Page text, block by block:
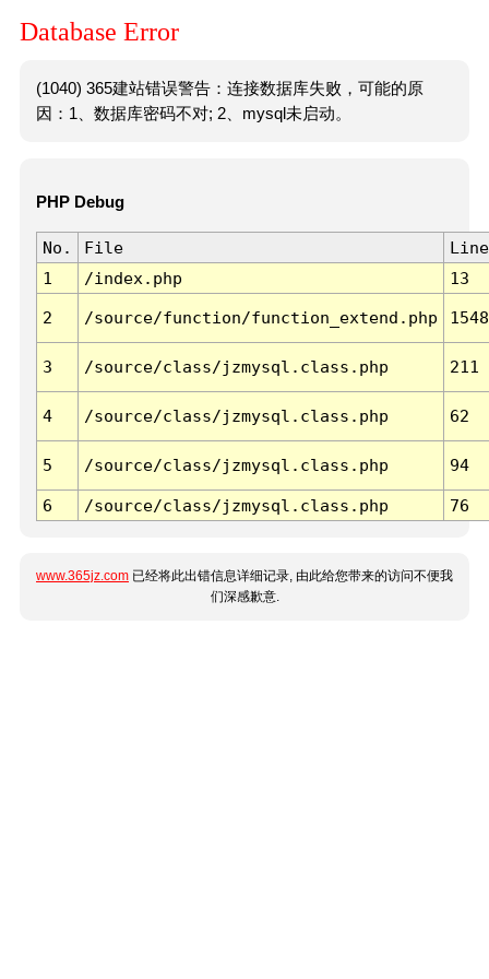
Database Error
(1040) 365建站错误警告：连接数据库失败，可能的原
因：1、数据库密码不对; 2、mysql未启动。
PHP Debug
No. File
Line
1
/index.php 13
2 /source/function/function_extend.php 1548
3 /source/class/jzmysql.class.php 211
4 /source/class/jzmysql.class.php 62
5 /source/class/jzmysql.class.php 94
6 /source/class/jzmysql.class.php 76
www.365jz.com 已经将此出错信息详细记录, 由此给您带来的访问不便我
们深感歉意.